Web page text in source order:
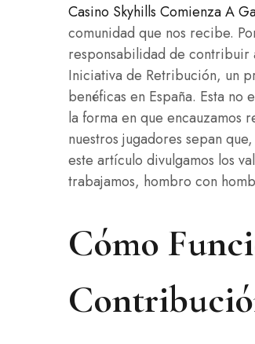
Casino Skyhills Comienza A
comunidad que nos recibe.
responsabilidad de contribuir
Iniciativa de Retribución, un
benéficas en España. Esta
la forma en que encauzamos
nuestros jugadores sepan
este artículo divulgamos los
trabajamos, hombro con
Cómo